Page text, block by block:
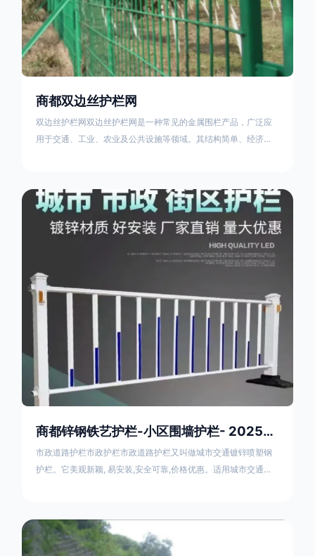
商都双边丝护栏网
双边丝护栏网双边丝护栏网是一种常见的金属围栏产品，广泛应
用于交通、工业、农业及公共设施等领域。其结构简单、经济实
边丝护栏网由低碳钢丝（Q235材质）通过焊接或编织形成网格结
构，网片两侧各有一根加固的纵向钢丝（双边丝），用于与立柱
连接固定。其表面通常采用镀锌、喷塑或浸塑处理，以增强耐腐
商都锌钢铁艺护栏-小区围墙护栏- 2025年17631598285新报价
市政道路护栏市政护栏市政道路护栏又叫做城市交通镀锌喷塑钢
护栏。它美观新颖, 易安装,安全可靠,价格优惠。适用城市交通要
隔离栏，市政道路隔离护栏，人行道路护栏，机动与非机动隔离
护栏、道路中心隔离护栏、带广告牌道路隔离护栏、河道安全护
栏、草坪花坛护栏等市政道路隔离护栏规格齐全、品种多，可以